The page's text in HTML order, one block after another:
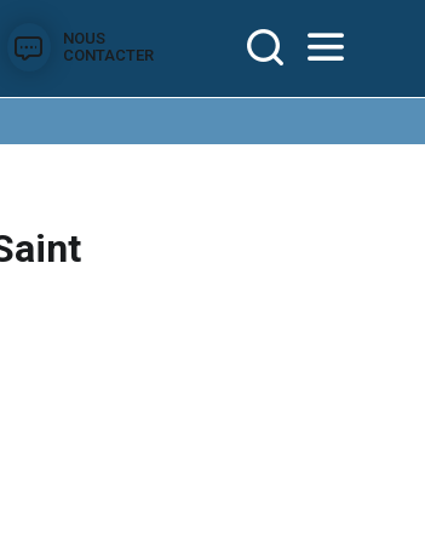
NOUS
CONTACTER